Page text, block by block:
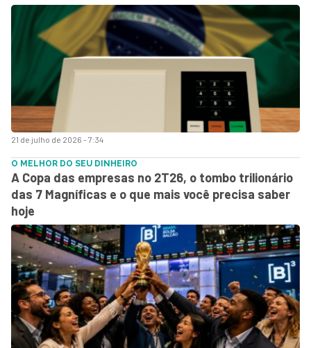
21 de julho de 2026 - 7:34
O MELHOR DO SEU DINHEIRO
A Copa das empresas no 2T26, o tombo trilionário
das 7 Magníficas e o que mais você precisa saber
hoje